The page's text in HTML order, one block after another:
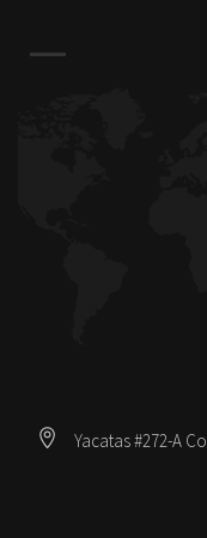
Yacatas #272-A